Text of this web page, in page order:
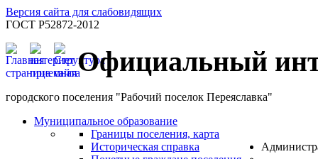
Версия сайта для слабовидящих
ГОСТ Р52872-2012
Официальный
городского поселения "Рабочий поселок Переяславка"
Муниципальное образование
Границы поселения, карта
Историческая справка